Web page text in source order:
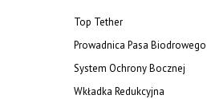
Top Tether
Prowadnica Pasa Biodrowego
System Ochrony Bocznej
Wkładka Redukcyjna